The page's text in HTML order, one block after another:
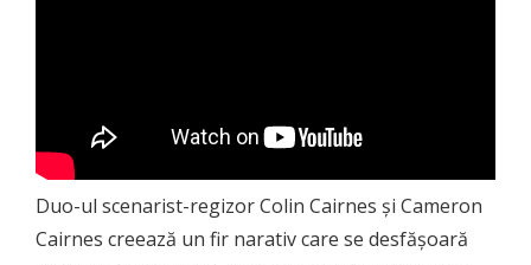
Duo-ul scenarist-regizor Colin Cairnes și Cameron
Cairnes creează un fir narativ care se desfășoară